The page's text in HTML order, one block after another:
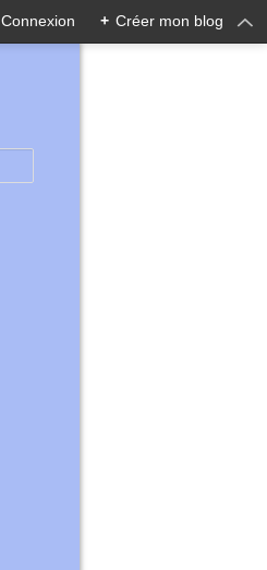
Connexion + Créer mon blog